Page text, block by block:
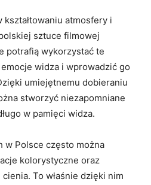
‌atmosfery i
sztuce filmowej
potrafią wykorzystać te
widza ​i wprowadzić go
umiejętnemu dobieraniu
stworzyć niezapomniane
w pamięci widza.
w Polsce często można
kolorystyczne oraz
To właśnie dzięki nim